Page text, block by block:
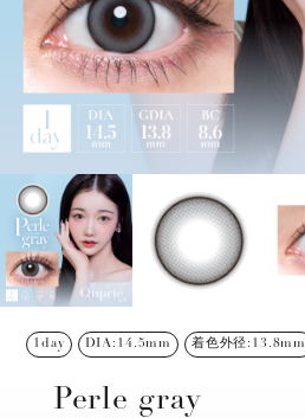
1day DIA:14.5mm 着色外径:13.8mm
Perle gray